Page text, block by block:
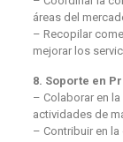
áreas del
– Recopilar
mejorar los
8. Soporte en
– Colaborar en
actividades de
– Contribuir en